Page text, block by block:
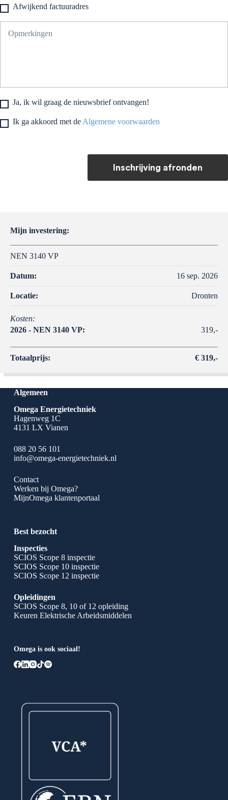
Afwijkend factuuradres
Ja, ik wil graag de nieuwsbrief ontvangen!
Ik ga akkoord met de Algemene voorwaarden
Inschrijving afronden
Mijn investering:
NEN 3140 VP
Datum: 16 sep. 2026
Locatie: Dronten
Kosten:
2026 - NEN 3140 VP:
319,-
Totaalprijs: € 319,-
Algemeen
Omega Energietechniek
Hagenweg 1C
4131 LX Vianen
088 20 56 101
info@omega-energietechniek.nl
Contact
Werken bij Omega?
MijnOmega klantenportaal
Best bezocht
Inspecties
SCIOS Scope 8 inspectie
SCIOS Scope 10 inspectie
SCIOS Scope 12 inspectie
Opleidingen
SCIOS Scope 8, 10 of 12 opleiding
Keuren Elektrische Arbeidsmiddelen
Omega is ook sociaal!